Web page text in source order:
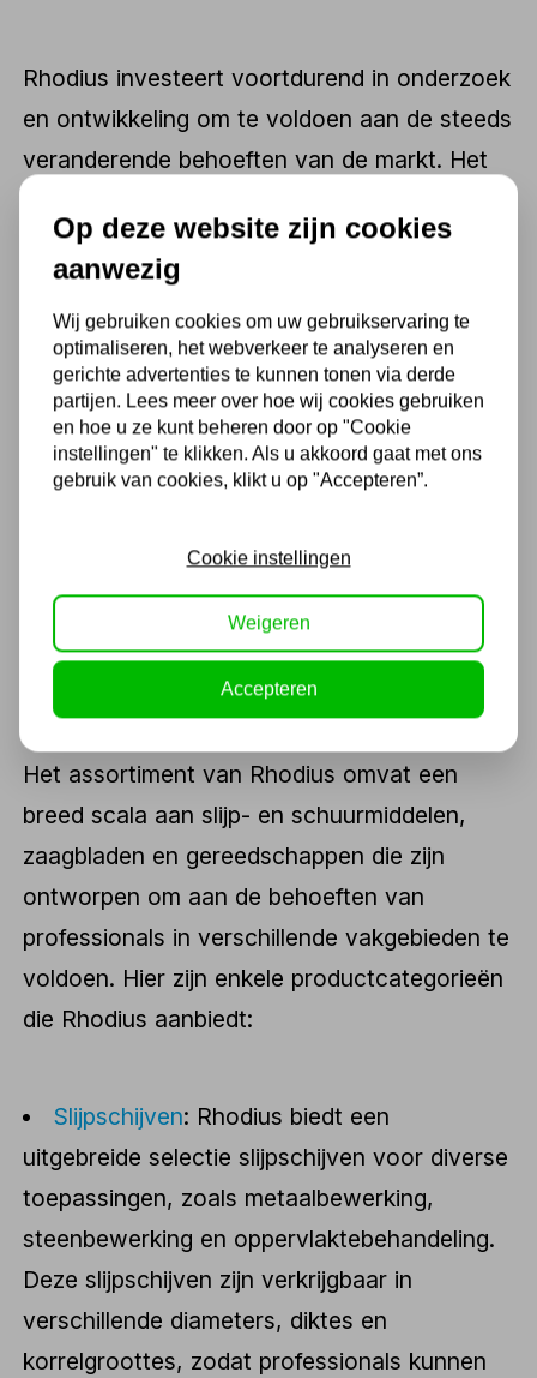
Rhodius investeert voortdurend in onderzoek
en ontwikkeling om te voldoen aan de steeds
veranderende behoeften van de markt. Het
regelmatig nieuwe producten met
geavanceerde technologieën en materialen.
Naast de focus op kwaliteit en prestaties,
hecht Rhodius ook veel belang aan
duurzaamheid. Het merk streeft ernaar om
gebruiken en materialen te recyclen, met als
het behoud van het milieu.
Assortiment Rhodius
Het assortiment van Rhodius omvat een
breed scala aan slijp- en schuurmiddelen,
zaagbladen en gereedschappen die zijn
ontworpen om aan de behoeften van
professionals in verschillende vakgebieden te
voldoen. Hier zijn enkele productcategorieën
die Rhodius aanbiedt:
Slijpschijven: Rhodius biedt een
uitgebreide selectie slijpschijven voor diverse
toepassingen, zoals metaalbewerking,
steenbewerking en oppervlaktebehandeling.
Deze slijpschijven zijn verkrijgbaar in
verschillende diameters, diktes en
korrelgroottes, zodat professionals kunnen
Op deze website zijn cookies
aanwezig
Wij gebruiken cookies om uw gebruikservaring te
optimaliseren, het webverkeer te analyseren en
gerichte advertenties te kunnen tonen via derde
partijen. Lees meer over hoe wij cookies gebruiken
en hoe u ze kunt beheren door op "Cookie
instellingen" te klikken. Als u akkoord gaat met ons
gebruik van cookies, klikt u op "Accepteren”.
Cookie instellingen
Weigeren
Accepteren